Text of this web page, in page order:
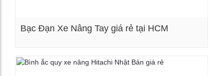
Bạc Đạn Xe Nâng Tay giá rẻ tại HCM